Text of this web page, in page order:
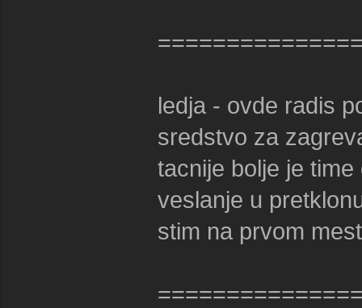
ledja - ovde radis
sredstvo za
tacnije bolje je
veslanje u
stim na prvom